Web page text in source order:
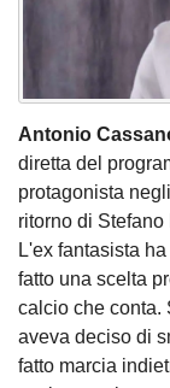
Antonio
diretta del
protagonista
ritorno di
L'ex fantasista
fatto una scelta
calcio che conta.
aveva deciso di
fatto marcia